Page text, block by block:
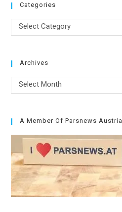
Categories
Categories
Select Category
Archives
Archives
Select Month
A Member Of Parsnews Austria